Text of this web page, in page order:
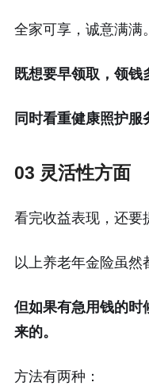
全家可享，诚意满满。
既想要早领取，领钱
同时看重健康照护服
03 灵活性方面
看完收益表现，还要
以上养老年金险虽然
但如果有急用钱的时
来的。
方法有两种：